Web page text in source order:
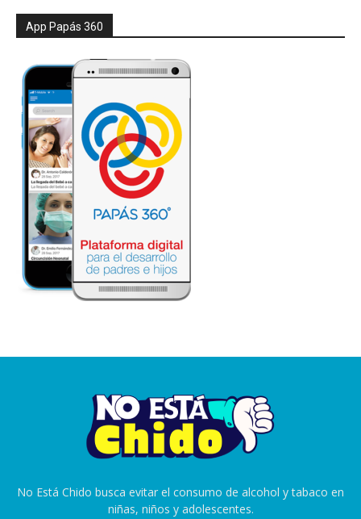
App Papás 360
No Está Chido busca evitar el consumo de alcohol y tabaco en
niñas, niños y adolescentes.